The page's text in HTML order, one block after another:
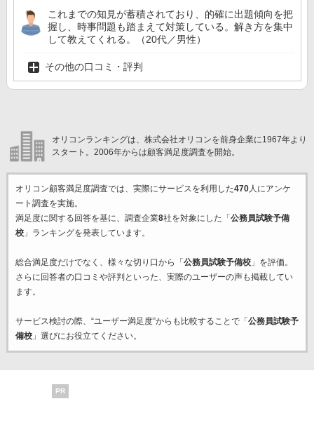
これまでの知見が蓄積されており、的確に出題傾向を把
握し、時事問題も踏まえて対策している。解き方を集中
して教えてくれる。（20代／男性）
その他の口コミ・評判
オリコンランキングは、株式会社オリコンを前身企業に1967年より
スタート。2006年からは顧客満足度調査を開始。
オリコン顧客満足度調査では、実際にサービスを利用した470人にアンケ
ート調査を実施。
満足度に関する回答を基に、調査企業8社を対象にした「 公務員試験予備
校」ランキングを発表しています。
総合満足度だけでなく、様々な切り口から「 公務員試験予備校」を評価。
さらに回答者の口コミや評判といった、実際のユーザーの声も掲載してい
ます。
サービス検討の際、“ユーザー満足度”からも比較することで「 公務員試験予
備校」選びにお役立てください。
PR